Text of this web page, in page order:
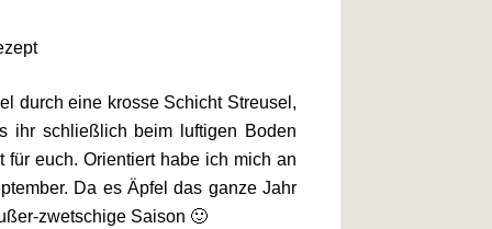
durch eine krosse Schicht Streusel,
ihr schließlich beim luftigen Boden
euch. Orientiert habe ich mich an
Da es Äpfel das ganze Jahr
zwetschige Saison 🙂